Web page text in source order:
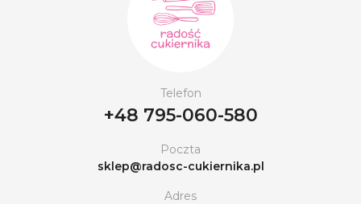
Telefon
+48 795-060-580
Poczta
sklep@radosc-cukiernika.pl
Adres